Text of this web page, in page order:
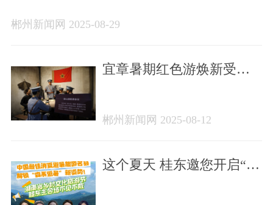
郴州新闻网 2025-08-29
宜章暑期红色游焕新受追
郴州新闻网 2025-08-12
这个夏天 桂东邀您开启“村